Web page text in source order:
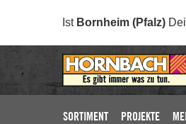
Ist Bornheim (Pfalz)
SORTIMENT PROJEKTE